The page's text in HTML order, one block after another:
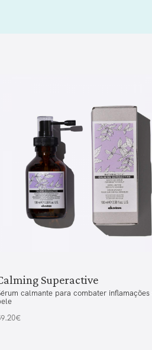
Superactive
calmante para combater inflamações